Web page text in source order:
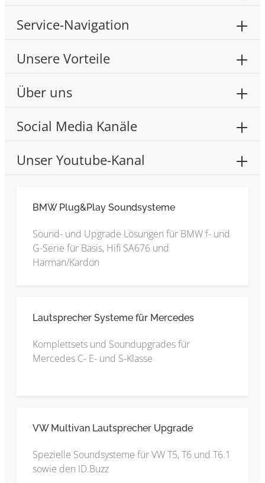
Service-Navigation
Unsere Vorteile
Über uns
Social Media Kanäle
Unser Youtube-Kanal
BMW Plug&Play Soundsysteme
Sound- und Upgrade Lösungen für BMW f- und
G-Serie für Basis, Hifi SA676 und
Harman/Kardon
Lautsprecher Systeme für Mercedes
Komplettsets und Soundupgrades für
Mercedes C- E- und S-Klasse
VW Multivan Lautsprecher Upgrade
Spezielle Soundsysteme für VW T5, T6 und T6.1
sowie den ID.Buzz